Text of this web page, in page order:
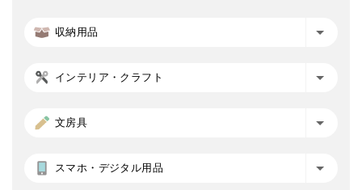
収納用品
インテリア・クラフト
文房具
スマホ・デジタル用品